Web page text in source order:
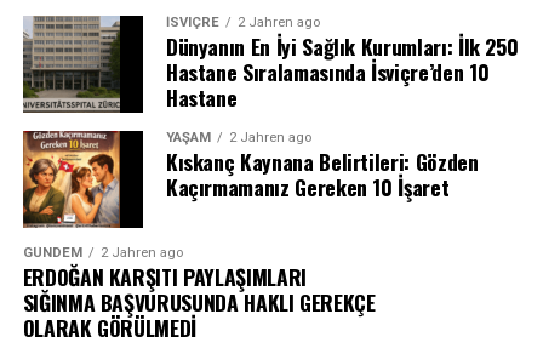
İSVIÇRE 2 Jahren ago
Dünyanın En İyi Sağlık Kurumları: İlk 250
Hastane Sıralamasında İsviçre’den 10
Hastane
YAŞAM 2 Jahren ago
Kıskanç Kaynana Belirtileri: Gözden
Kaçırmamanız Gereken 10 İşaret
GÜNDEM 2 Jahren ago
ERDOĞAN KARŞITI PAYLAŞIMLARI
SIĞINMA BAŞVURUSUNDA HAKLI GEREKÇE
OLARAK GÖRÜLMEDİ